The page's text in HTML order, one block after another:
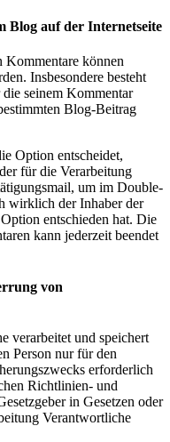
Blog auf der Internetseite
Kommentare können
Insbesondere besteht
seinem Kommentar
Blog-Beitrag
Option entscheidet,
für die Verarbeitung
um im Double-
wirklich der Inhaber der
entschieden hat. Die
kann jederzeit beendet
von
verarbeitet und speichert
Person nur für den
erforderlich
Richtlinien- und
in Gesetzen oder
Verantwortliche